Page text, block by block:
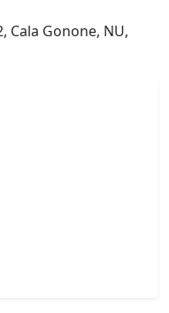
Cala Gonone, NU,